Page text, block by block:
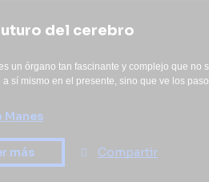
del cerebro
un órgano tan fascinante y complejo que no
a sí mismo en el presente, sino que ve los
Manes
más Compartir